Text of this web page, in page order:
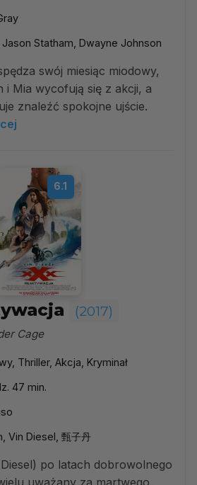
Statham, Dwayne Johnson
swój miesiąc miodowy,
i Mia wycofują się z akcji, a
znaleźć spokojne ujście.
6.1
(2017)
Cage
Thriller, Akcja, Kryminał
47 min.
Vin Diesel, 甄子丹
po latach dobrowolnego
uważany za martwego,